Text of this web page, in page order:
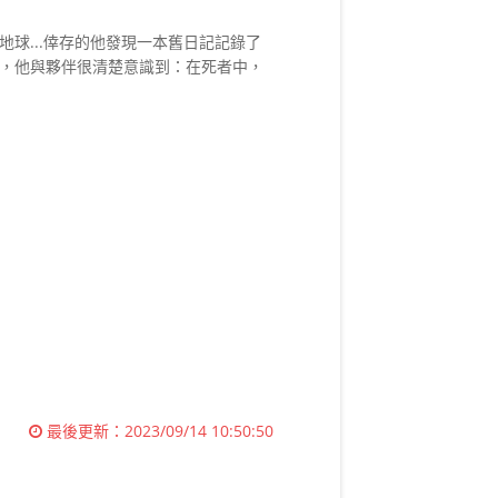
球...倖存的他發現一本舊日記記錄了
他與夥伴很清楚意識到：在死者中，
最後更新： 2023/09/14 10:50:50